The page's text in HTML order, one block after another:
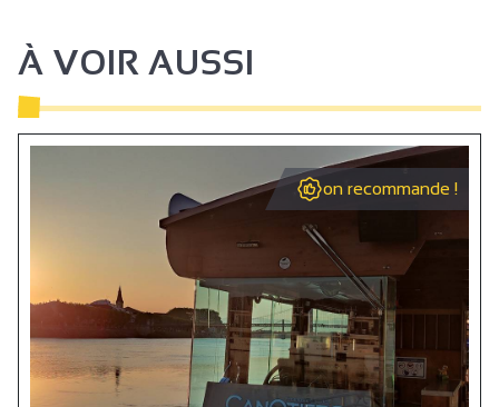
À VOIR AUSSI
on recommande !